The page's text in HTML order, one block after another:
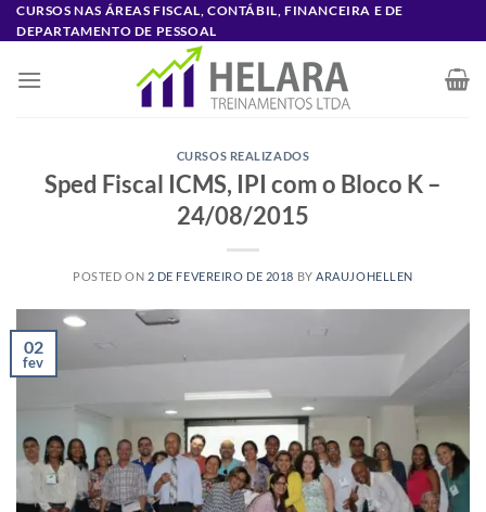
Skip
to
CURSOS NAS ÁREAS FISCAL, CONTÁBIL, FINANCEIRA E DE
DEPARTAMENTO DE PESSOAL
CURSOS REALIZADOS
Sped Fiscal ICMS, IPI com o Bloco K –
24/08/2015
POSTED ON 2 DE FEVEREIRO DE 2018 BY ARAUJOHELLEN
02
fev